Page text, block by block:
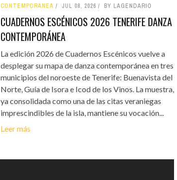
CONTEMPORÁNEA JUL 08, 2026 BY LAGENDARIO
CUADERNOS ESCÉNICOS 2026 TENERIFE DANZA
CONTEMPORÁNEA
La edición 2026 de Cuadernos Escénicos vuelve a
desplegar su mapa de danza contemporánea en tres
municipios del noroeste de Tenerife: Buenavista del
Norte, Guía de Isora e Icod de los Vinos. La muestra,
ya consolidada como una de las citas veraniegas
imprescindibles de la isla, mantiene su vocación...
Leer más